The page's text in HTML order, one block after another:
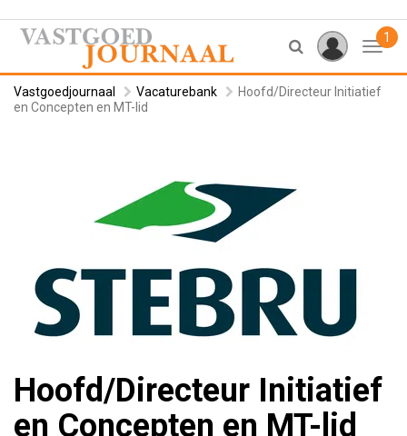
1
Vastgoedjournaal Vacaturebank
Hoofd/Directeur Initiatief
en Concepten en MT-lid
Hoofd/Directeur Initiatief
en Concepten en MT-lid